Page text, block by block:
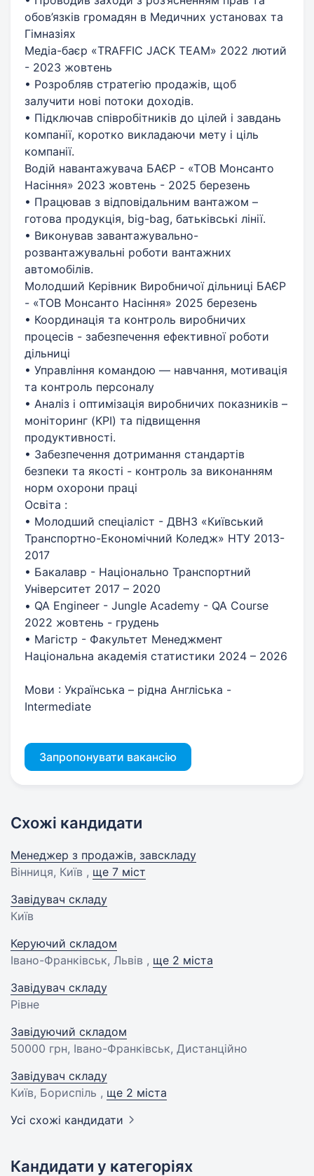
обов’язків громадян в Медичних установах та
Гімназіях
Медіа-баєр «TRAFFIC JACK TEAM» 2022 лютий
- 2023 жовтень
• Розробляв стратегію продажів, щоб
залучити нові потоки доходів.
• Підключав співробітників до цілей і завдань
компанії, коротко викладаючи мету і ціль
компанії.
Водій навантажувача БАЄР - «ТОВ Монсанто
Насіння» 2023 жовтень - 2025 березень
• Працював з відповідальним вантажом –
готова продукція, big-bag, батьківські лінії.
• Виконував завантажувально-
розвантажувальні роботи вантажних
автомобілів.
Молодший Керівник Виробничої дільниці БАЄР
- «ТОВ Монсанто Насіння» 2025 березень
• Координація та контроль виробничих
процесів - забезпечення ефективної роботи
дільниці
• Управління командою — навчання, мотивація
та контроль персоналу
• Аналіз і оптимізація виробничих показників –
моніторинг (KPI) та підвищення
продуктивності.
• Забезпечення дотримання стандартів
безпеки та якості - контроль за виконанням
норм охорони праці
Освіта :
• Молодший спеціаліст - ДВНЗ «Київський
Транспортно-Економічний Коледж» НТУ 2013-
2017
• Бакалавр - Національно Транспортний
Університет 2017 – 2020
• QA Engineer - Jungle Academy - QA Course
2022 жовтень - грудень
• Магістр - Факультет Менеджмент
Національна академія статистики 2024 – 2026
Мови : Українська – рідна Англіська -
Intermediate
Запропонувати вакансію
Схожі кандидати
Менеджер з продажів, завскладу
Вінниця, Київ , ще 7 міст
Завідувач складу
Київ
Керуючий складом
Івано-Франківськ, Львів , ще 2 міста
Завідувач складу
Рівне
Завідуючий складом
50000 грн, Івано-Франківськ, Дистанційно
Завідувач складу
Київ, Бориспіль , ще 2 міста
Усі схожі кандидати
Кандидати у категоріях